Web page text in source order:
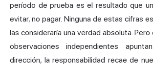
período de prueba es el resultado que
evitar, no pagar. Ninguna de estas cifras
las consideraría una verdad absoluta.
observaciones independientes
dirección, la responsabilidad recae de